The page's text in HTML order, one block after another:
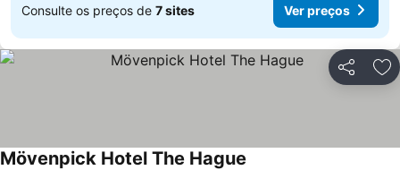
Consulte os preços de 7 sites Ver preços
Partilhar
Mövenpick Hotel The Hague